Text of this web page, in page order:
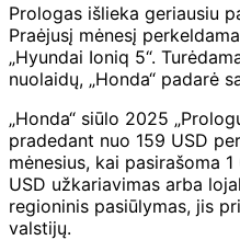
Prologas išlieka geriausiu
Praėjusį mėnesį
„Hyundai Ioniq 5“.
nuolaidų, „Honda“ padarė
„Honda“ siūlo 2025
pradedant nuo 159 USD
mėnesius, kai pasirašoma
USD užkariavimas arba
regioninis pasiūlymas, jis
valstijų.